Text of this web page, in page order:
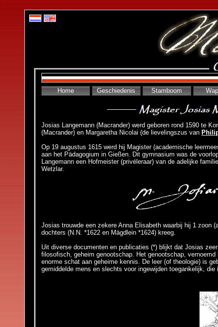
Josias Langemann (Macrander) werd geboren rond 1590 te
(Macrander) en Margaretha Nicolai (de lievelingszus van
Op 19 augustus 1615 werd hij Magister (academische
aan het Pädagogium in Gießen. Dit gymnasium was de
Langemann een Hofmeister (privéleraar) van de adelijke
Wetzlar.
Josias trouwde een zekere Anna Elisabeth waarbij hij 1 zoon
dochters (N.N. *1622 en Mägdlein *1624) kreeg.
Uit diverse documenten en publicaties (*) blijkt dat Josias
filosofisch, geheim genootschap. Het genootschap,
enorme schat aan geheime kennis. De leer (of theologie) is
gemiddelde mens en slechts voor ingewijden toegankelijk,
Home Geschiedenis Stamboom